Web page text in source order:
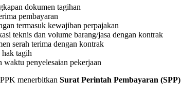
dokumen tagihan
pembayaran
termasuk kewajiban perpajakan
teknis dan volume barang/jasa dengan kontrak
serah terima dengan kontrak
hak tagih
waktu penyelesaian pekerjaan
menerbitkan Surat Perintah Pembayaran (SPP)